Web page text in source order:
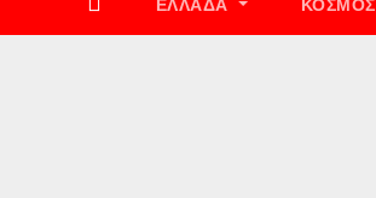
ΕΛΛΆΔΑ ΚΌΣΜΟΣ